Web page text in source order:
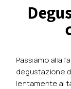
Passiamo alla
degustazione
lentamente al